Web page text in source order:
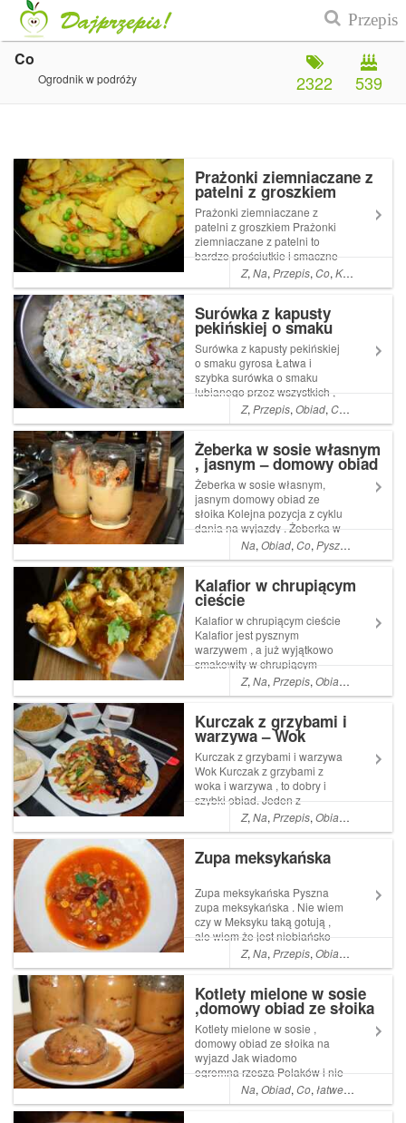
Co
Ogrodnik w podróży 539
2322
Prażonki ziemniaczane z
patelni z groszkiem
Prażonki ziemniaczane z
patelni z groszkiem Prażonki
ziemniaczane z patelni to
bardzo prościutkie i smaczne
danie . Czasami robię je jako
dodatek do mięsa lub serwuję
More ... Artykuł Prażonki
ziemniaczane z patelni z
groszk...
Z,Na,Przepis,Co,Kolacja
Surówka z kapusty
pekińskiej o smaku
gyrosa
Surówka z kapusty pekińskiej
o smaku gyrosa Łatwa i
szybka surówka o smaku
lubianego przez wszystkich ,
a szczególnie dzieciaki ,
gyrosa
Z,Przepis,Obiad,Co ,
Żeberka w sosie własnym
, jasnym – domowy obiad
ze słoika
Żeberka w sosie własnym,
jasnym domowy obiad ze
słoika Kolejna pozycja z cyklu
dania na wyjazdy . Żeberka w
sosie własnym , to doskonały
pomysł., a ten przepis jest
w sosie własnym , jasnym
domowy obiad ze ...
Na,Obiad,Co,Pyszne
Kalafior w chrupiącym
cieście
Kalafior w chrupiącym cieście
Kalafior jest pysznym
warzywem , a już wyjątkowo
smakowity w chrupiącym
cieście . Jest to szybka
potrawa , całkowicie
części społeczność też Read
More ... Artykuł Kalafior w
chrupiącym cieście p...
Z,Na,Przepis,Obiad ,
Kurczak z grzybami i
warzywa – Wok
Kurczak z grzybami i warzywa
Wok Kurczak z grzybami z
woka i warzywa , to dobry i
szybki obiad. Jeden z
niewielu posiłków w których
mój młodszy syn uznaje Read
grzybami i warzywa Wok
pochodzi z serwisu Ogrodni...
Z,Na,Przepis,Obiad ,
Zupa meksykańska
Zupa meksykańska Pyszna
zupa meksykańska . Nie wiem
czy w Meksyku taką gotują ,
ale wiem że jest niebiańsko
dobra . Uwielbiam te smaki .
Po prostu meksyk w garnku
meksykańska pochodzi z
serwisu Ogrodnik w podróży.
Z,Na,Przepis,Obiad ,
Kotlety mielone w sosie
,domowy obiad ze słoika
na wyjazd
Kotlety mielone w sosie ,
domowy obiad ze słoika na
wyjazd Jak wiadomo
ogromna rzesza Polaków i nie
tylko ,pracuje za granicą lub w
innych częściach Polski . Ta
Na,Obiad,Co,łatwe,Danie